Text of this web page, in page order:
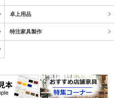
卓上用品
特注家具製作